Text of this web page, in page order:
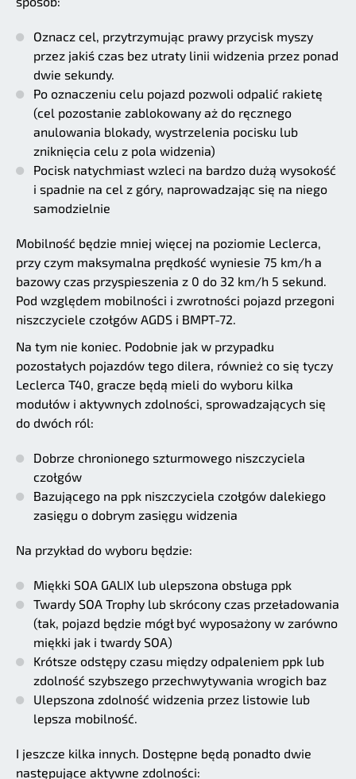
Oznacz cel, przytrzymując prawy przycisk myszy
przez jakiś czas bez utraty linii widzenia przez ponad
dwie sekundy.
Po oznaczeniu celu pojazd pozwoli odpalić rakietę
(cel pozostanie zablokowany aż do ręcznego
anulowania blokady, wystrzelenia pocisku lub
zniknięcia celu z pola widzenia)
Pocisk natychmiast wzleci na bardzo dużą wysokość
i spadnie na cel z góry, naprowadzając się na niego
samodzielnie
Mobilność będzie mniej więcej na poziomie Leclerca,
przy czym maksymalna prędkość wyniesie 75 km/h a
bazowy czas przyspieszenia z 0 do 32 km/h 5 sekund.
Pod względem mobilności i zwrotności pojazd przegoni
niszczyciele czołgów AGDS i BMPT-72.
Na tym nie koniec. Podobnie jak w przypadku
pozostałych pojazdów tego dilera, również co się tyczy
Leclerca T40, gracze będą mieli do wyboru kilka
modułów i aktywnych zdolności, sprowadzających się
do dwóch ról:
Dobrze chronionego szturmowego niszczyciela
czołgów
Bazującego na ppk niszczyciela czołgów dalekiego
zasięgu o dobrym zasięgu widzenia
Na przykład do wyboru będzie:
Miękki SOA GALIX lub ulepszona obsługa ppk
Twardy SOA Trophy lub skrócony czas przeładowania
(tak, pojazd będzie mógł być wyposażony w zarówno
miękki jak i twardy SOA)
Krótsze odstępy czasu między odpaleniem ppk lub
zdolność szybszego przechwytywania wrogich baz
Ulepszona zdolność widzenia przez listowie lub
lepsza mobilność.
I jeszcze kilka innych. Dostępne będą ponadto dwie
następujące aktywne zdolności: